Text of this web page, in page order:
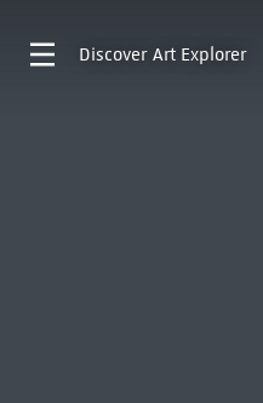
Discover Art Explorer